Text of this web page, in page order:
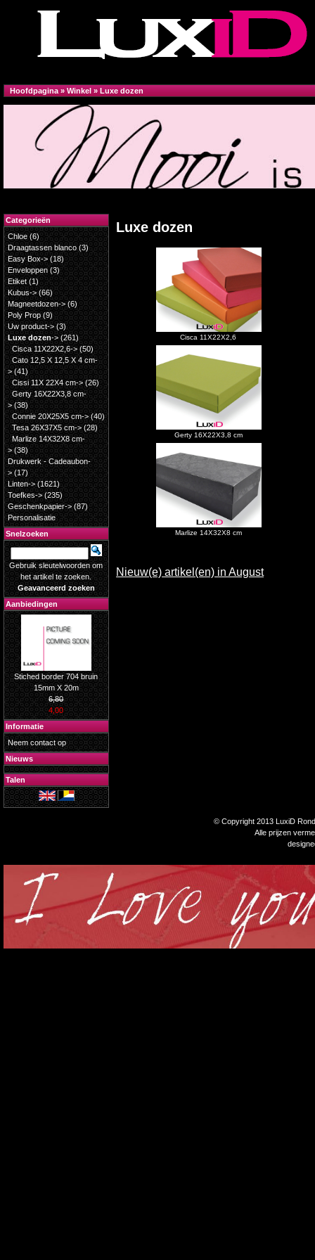
Hoofdpagina » Winkel » Luxe dozen
Luxe dozen
Cisca 11X22X2,6
Gerty 16X22X3,8 cm
Marlize 14X32X8 cm
Nieuw(e) artikel(en) in August
Categorieën
Chloe (6)
Draagtassen blanco (3)
Easy Box-> (18)
Enveloppen (3)
Etiket (1)
Kubus->(66)
Magneetdozen-> (6)
Poly Prop(9)
Uw product-> (3)
Luxe dozen->(261)
Cisca 11X22X2,6-> (50)
Cato 12,5 X 12,5 X 4 cm-
> (41)
Cissi 11X 22X4 cm->(26)
Gerty 16X22X3,8 cm-
>(38)
Connie 20X25X5 cm->(40)
Tesa 26X37X5 cm->(28)
Marlize 14X32X8 cm-
>(38)
Drukwerk - Cadeaubon-
> (17)
Linten-> (1621)
Toefkes->(235)
Geschenkpapier->(87)
Personalisatie
Snelzoeken
Gebruik sleutelwoorden om
het artikel te zoeken.
Geavanceerd zoeken
Aanbiedingen
Stiched border 704 bruin
15mm X 20m
6,80
4,00
Informatie
Neem contact op
Nieuws
Talen
© Copyright 2013 LuxiD
Alle prijzen